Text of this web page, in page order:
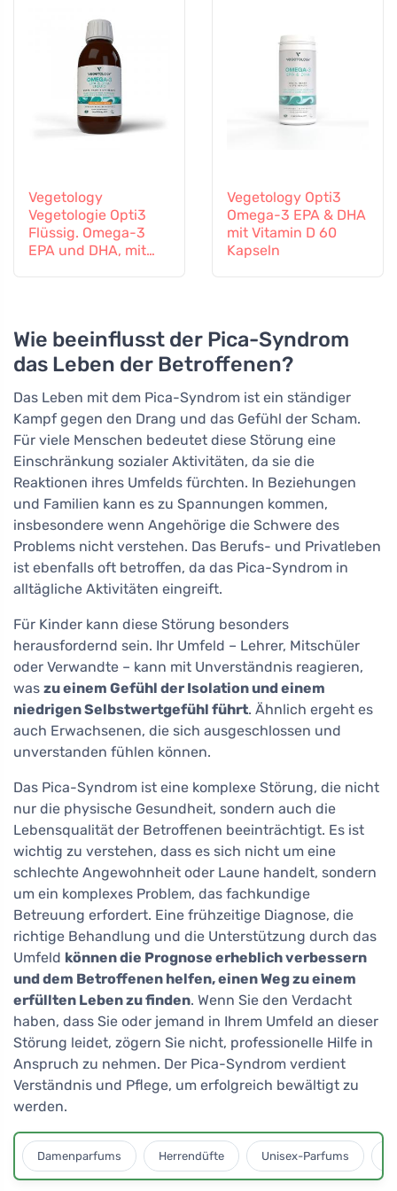
Vegetology
Vegetologie Opti3
Flüssig. Omega-3
EPA und DHA, mit
Vegetology Opti3
Omega-3 EPA & DHA
mit Vitamin D 60
Kapseln
Wie beeinflusst der Pica-Syndrom
das Leben der Betroffenen?
Das Leben mit dem Pica-Syndrom ist ein ständiger
Kampf gegen den Drang und das Gefühl der Scham.
Für viele Menschen bedeutet diese Störung eine
Einschränkung sozialer Aktivitäten, da sie die
Reaktionen ihres Umfelds fürchten. In Beziehungen
und Familien kann es zu Spannungen kommen,
insbesondere wenn Angehörige die Schwere des
Problems nicht verstehen. Das Berufs- und Privatleben
ist ebenfalls oft betroffen, da das Pica-Syndrom in
alltägliche Aktivitäten eingreift.
Für Kinder kann diese Störung besonders
herausfordernd sein. Ihr Umfeld – Lehrer, Mitschüler
oder Verwandte – kann mit Unverständnis reagieren,
was zu einem Gefühl der Isolation und einem
niedrigen Selbstwertgefühl führt. Ähnlich ergeht es
auch Erwachsenen, die sich ausgeschlossen und
unverstanden fühlen können.
Das Pica-Syndrom ist eine komplexe Störung, die nicht
nur die physische Gesundheit, sondern auch die
Lebensqualität der Betroffenen beeinträchtigt. Es ist
wichtig zu verstehen, dass es sich nicht um eine
schlechte Angewohnheit oder Laune handelt, sondern
um ein komplexes Problem, das fachkundige
Betreuung erfordert. Eine frühzeitige Diagnose, die
richtige Behandlung und die Unterstützung durch das
Umfeld können die Prognose erheblich verbessern
und dem Betroffenen helfen, einen Weg zu einem
erfüllten Leben zu finden. Wenn Sie den Verdacht
haben, dass Sie oder jemand in Ihrem Umfeld an dieser
Störung leidet, zögern Sie nicht, professionelle Hilfe in
Anspruch zu nehmen. Der Pica-Syndrom verdient
Verständnis und Pflege, um erfolgreich bewältigt zu
werden.
Damenparfums Herrendüfte Unisex-Parfums